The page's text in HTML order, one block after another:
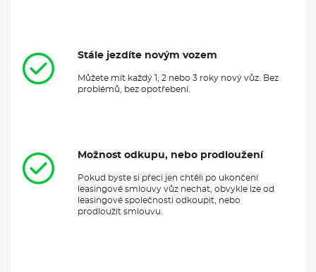
Stále jezdíte novým vozem
Můžete mít každý 1, 2 nebo 3 roky nový vůz. Bez
problémů, bez opotřebení.
Možnost odkupu, nebo prodloužení
Pokud byste si přeci jen chtěli po ukončení
leasingové smlouvy vůz nechat, obvykle lze od
leasingové společnosti odkoupit, nebo
prodloužit smlouvu.